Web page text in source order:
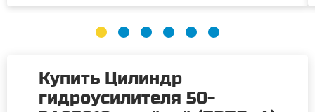
Купить Цилиндр
гидроусилителя 50-